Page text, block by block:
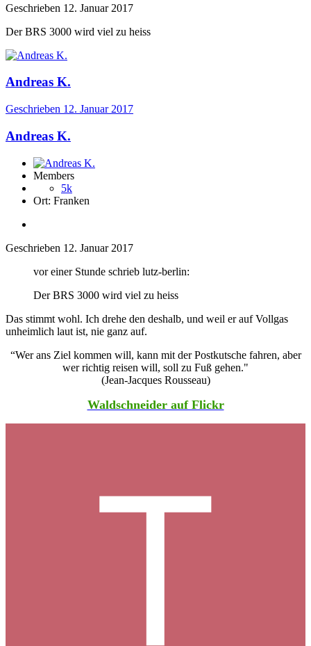
Geschrieben 12. Januar 2017
Der BRS 3000 wird viel zu heiss
Andreas K.
Geschrieben 12. Januar 2017
Andreas K.
Members
5k
Ort: Franken
Geschrieben 12. Januar 2017
vor einer Stunde schrieb lutz-berlin:
Der BRS 3000 wird viel zu heiss
Das stimmt wohl. Ich drehe den deshalb, und weil er auf Vollgas
unheimlich laut ist, nie ganz auf.
“Wer ans Ziel kommen will, kann mit der Postkutsche fahren, aber
wer richtig reisen will, soll zu Fuß gehen."
(Jean-Jacques Rousseau)
Waldschneider auf Flickr